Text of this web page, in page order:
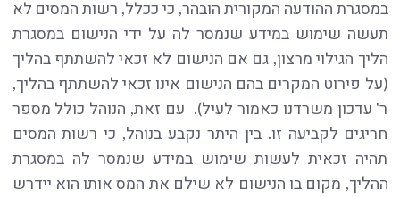
במסגרת ההודעה המקורית הובהר, כי ככלל, רשות המסים לא
תעשה שימוש במידע שנמסר לה על ידי הנישום במסגרת
הליך הגילוי מרצון, גם אם הנישום לא זכאי להשתתף בהליך
(על פירוט המקרים בהם הנישום אינו זכאי להשתתף בהליך,
ר' עדכון משרדנו כאמור לעיל). עם זאת, הנוהל כולל מספר
חריגים לקביעה זו. בין היתר נקבע בנוהל, כי רשות המסים
תהיה זכאית לעשות שימוש במידע שנמסר לה במסגרת
ההליך, מקום בו הנישום לא שילם את המס אותו הוא יידרש